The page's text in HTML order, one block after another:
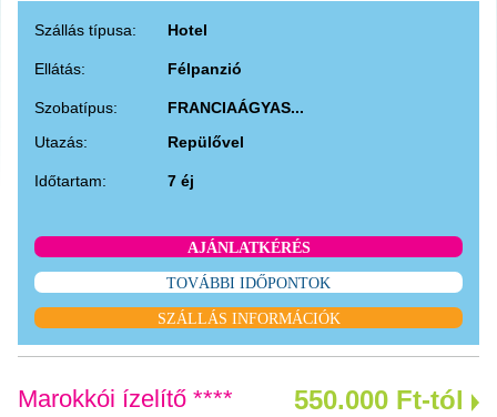
Szállás típusa: Hotel
Ellátás: Félpanzió
Szobatípus:
FRANCIAÁGYAS...
Utazás:
Repülővel
Időtartam: 7 éj
AJÁNLATKÉRÉS
TOVÁBBI IDŐPONTOK
SZÁLLÁS INFORMÁCIÓK
Marokkói ízelítő **** 550.000 Ft-tól